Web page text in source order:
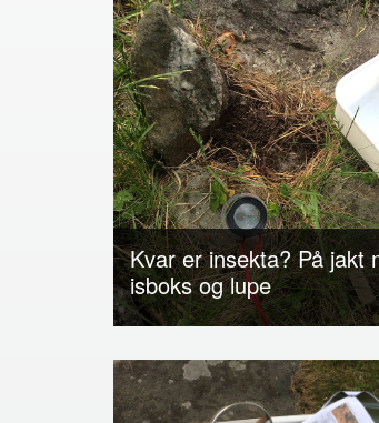
Kvar er insekta? På jakt
isboks og lupe